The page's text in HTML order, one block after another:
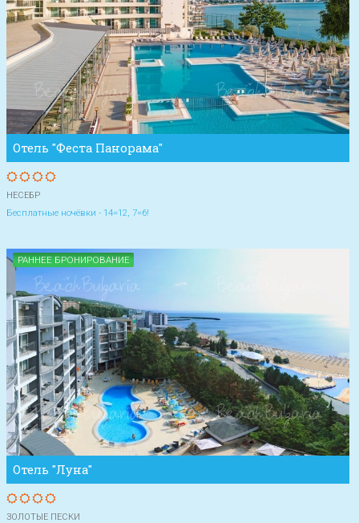
Отель "Феста Панорама"
НЕСЕБР
Бесплатные ночёвки - 14=12, 7=6!
РАННЕЕ БРОНИРОВАНИЕ
Отель "Луна"
ЗОЛОТЫЕ ПЕСКИ